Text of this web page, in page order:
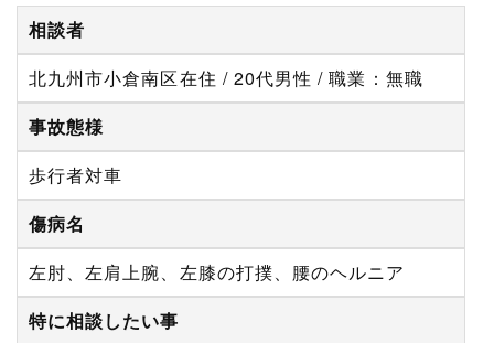
相談者
北九州市小倉南区在住 / 20代男性 / 職業：無職
事故態様
歩行者対車
傷病名
左肘、左肩上腕、左膝の打撲、腰のヘルニア
特に相談したい事